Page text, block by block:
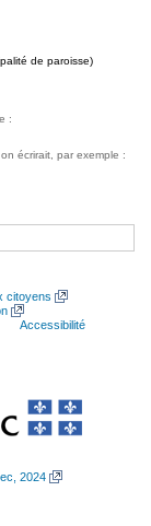
de paroisse)
:
écrirait, par exemple :
citoyens
Accessibilité
2024